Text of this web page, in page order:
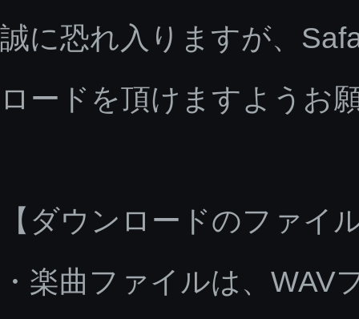
誠に恐れ入りますが、
ロードを頂けますようお
【ダウンロードのファイ
・楽曲ファイルは、